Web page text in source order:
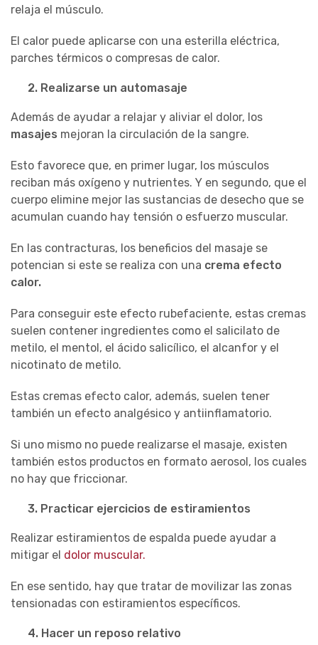
relaja el músculo.
El calor puede aplicarse con una esterilla eléctrica,
parches térmicos o compresas de calor.
2. Realizarse un automasaje
Además de ayudar a relajar y aliviar el dolor, los
masajes mejoran la circulación de la sangre.
Esto favorece que, en primer lugar, los músculos
reciban más oxígeno y nutrientes. Y en segundo, que el
cuerpo elimine mejor las sustancias de desecho que se
acumulan cuando hay tensión o esfuerzo muscular.
En las contracturas, los beneficios del masaje se
potencian si este se realiza con una crema efecto
calor.
Para conseguir este efecto rubefaciente, estas cremas
suelen contener ingredientes como el salicilato de
metilo, el mentol, el ácido salicílico, el alcanfor y el
nicotinato de metilo.
Estas cremas efecto calor, además, suelen tener
también un efecto analgésico y antiinflamatorio.
Si uno mismo no puede realizarse el masaje, existen
también estos productos en formato aerosol, los cuales
no hay que friccionar.
3. Practicar ejercicios de estiramientos
Realizar estiramientos de espalda puede ayudar a
mitigar el dolor muscular.
En ese sentido, hay que tratar de movilizar las zonas
tensionadas con estiramientos específicos.
4. Hacer un reposo relativo